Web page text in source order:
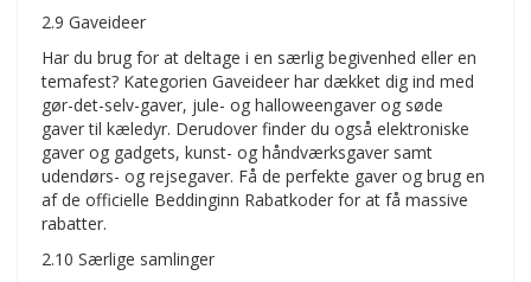
2.9 Gaveideer
Har du brug for at deltage i en særlig begivenhed eller en
temafest? Kategorien Gaveideer har dækket dig ind med
gør-det-selv-gaver, jule- og halloweengaver og søde
gaver til kæledyr. Derudover finder du også elektroniske
gaver og gadgets, kunst- og håndværksgaver samt
udendørs- og rejsegaver. Få de perfekte gaver og brug en
af de officielle Beddinginn Rabatkoder for at få massive
rabatter.
2.10 Særlige samlinger